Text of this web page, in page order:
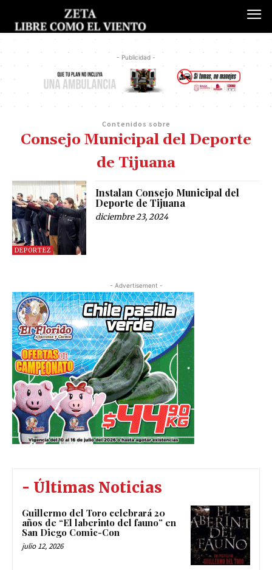
- Publicidad -
Contenidos sobre
Consejo Municipal del Deporte
de Tijuana
DEPORTEZ
Instalan Consejo Municipal del
Deporte de Tijuana
diciembre 23, 2024
- Advertisement -
- Últimas Noticias
Guillermo del Toro celebrará 20
años de “El laberinto del fauno” en
San Diego Comic-Con
julio 12, 2026